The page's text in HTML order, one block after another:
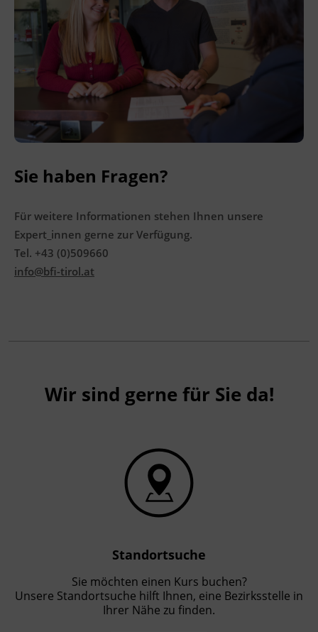
Ingenieurzertifizierung
BFI Reutte
BFI Schwaz
Sie haben Fragen?
Für weitere Informationen stehen Ihnen unsere
Expert_innen gerne zur Verfügung.
Tel. +43 (0)509660
info@bfi-tirol.at
Wir sind gerne für Sie da!
Standortsuche
Sie möchten einen Kurs buchen?
Unsere Standortsuche hilft Ihnen, eine Bezirksstelle in
Ihrer Nähe zu finden.